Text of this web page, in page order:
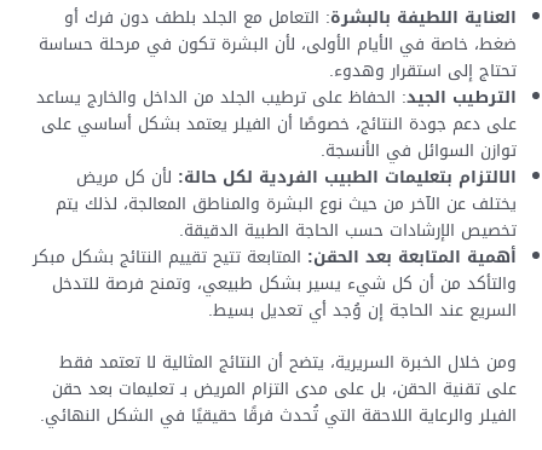
العناية اللطيفة بالبشرة: التعامل مع الجلد بلطف دون فرك أو
ضغط، خاصة في الأيام الأولى، لأن البشرة تكون في مرحلة حساسة
تحتاج إلى استقرار وهدوء.
الترطيب الجيد: الحفاظ على ترطيب الجلد من الداخل والخارج يساعد
على دعم جودة النتائج، خصوصًا أن الفيلر يعتمد بشكل أساسي على
توازن السوائل في الأنسجة.
الالتزام بتعليمات الطبيب الفردية لكل حالة: لأن كل مريض
يختلف عن الآخر من حيث نوع البشرة والمناطق المعالجة، لذلك يتم
تخصيص الإرشادات حسب الحاجة الطبية الدقيقة.
أهمية المتابعة بعد الحقن: المتابعة تتيح تقييم النتائج بشكل مبكر
والتأكد من أن كل شيء يسير بشكل طبيعي، وتمنح فرصة للتدخل
السريع عند الحاجة إن وُجد أي تعديل بسيط.
ومن خلال الخبرة السريرية، يتضح أن النتائج المثالية لا تعتمد فقط
على تقنية الحقن، بل على مدى التزام المريض بـ تعليمات بعد حقن
الفيلر والرعاية اللاحقة التي تُحدث فرقًا حقيقيًا في الشكل النهائي.